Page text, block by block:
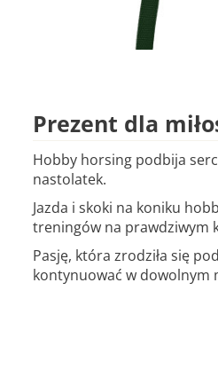
Prezent dla
Hobby horsing podbija
nastolatek.
Jazda i skoki na koniku
treningów na prawdziwym
Pasję, która zrodziła się
kontynuować w dowolnym